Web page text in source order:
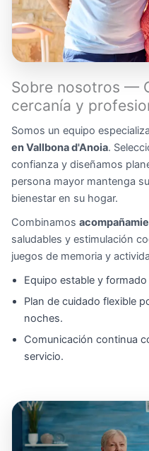
Sobre nosotros —
cercanía y
Somos un equipo
en Vallbona d'Anoia.
confianza y diseñamos
persona mayor mantenga
bienestar en su hogar.
Combinamos
saludables y estimulación
juegos de memoria y
Equipo estable y
Plan de cuidado flexible
noches.
Comunicación continua
servicio.